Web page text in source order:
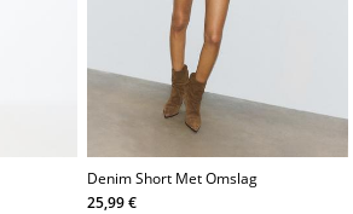
Denim Short Met Omslag
25,99 €